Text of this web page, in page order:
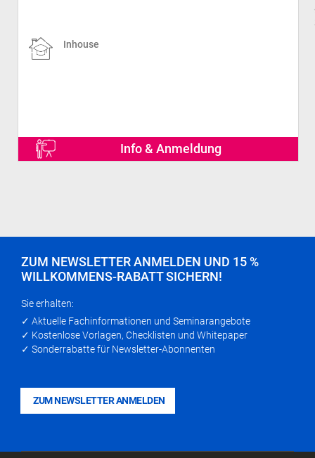
Inhouse
Info & Anmeldung
ZUM NEWSLETTER ANMELDEN UND 15 %
WILLKOMMENS-RABATT SICHERN!
Sie erhalten:
✓ Aktuelle Fachinformationen und Seminarangebote
✓ Kostenlose Vorlagen, Checklisten und Whitepaper
✓ Sonderrabatte für Newsletter-Abonnenten
ZUM NEWSLETTER ANMELDEN